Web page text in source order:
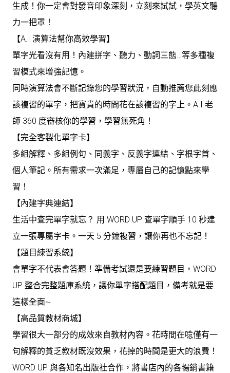
生成！你一定會對發音印象深刻，立刻來試試，學英文聽
力一把罩！
【A.I 演算法幫你高效學習】
單字光看沒有用！內建拼字、聽力、動詞三態…等多種複
習模式來增強記憶。
同時演算法會不斷記錄您的學習狀況，自動推薦您此刻應
該複習的單字，把寶貴的時間花在該複習的字上。A.I 老
師 360 度審核你的學習，學習無死角！
【完全客製化單字卡】
多組解釋、多組例句、同義字、反義字連結、字根字首、
個人筆記。所有需求一次滿足，專屬自己的記憶點來學
習！
【內建字典連結】
生活中查完單字就忘？ 用 WORD UP 查單字順手 10 秒建
立一張專屬字卡。一天 5 分鐘複習，讓你再也不忘記！
【題目練習系統】
會單字不代表會答題！準備考試還是要練習題目，WORD
UP 整合完整題庫系統，讓你單字搭配題目，備考就是要
這樣全面~
【高品質教材商城】
學習很大一部分的成效來自教材內容。花時間在唸僅有一
句解釋的貧乏教材既沒效果，花掉的時間是更大的浪費！
WORD UP 與各知名出版社合作，將書店內的各暢銷書籍